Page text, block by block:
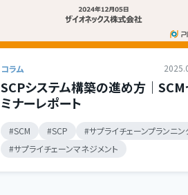
コラム
SCPシステム構築の進め方｜
ミナーレポート
SCM SCP
サプライチェーンプランニン
サプライチェーンマネジメント